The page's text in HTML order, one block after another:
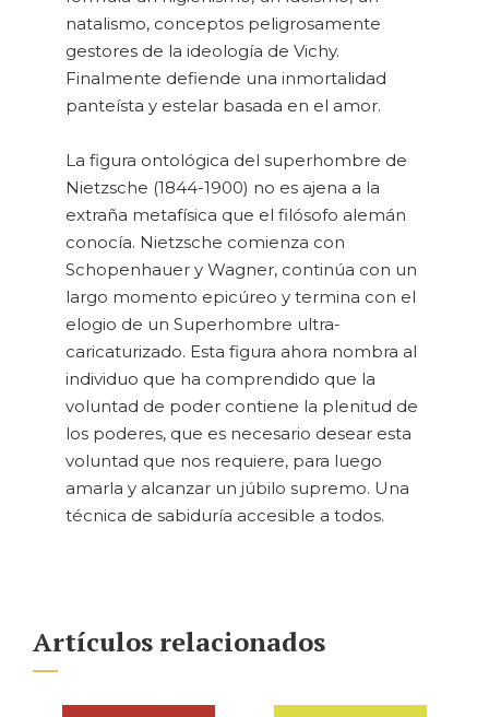
natalismo, conceptos peligrosamente
gestores de la ideología de Vichy.
Finalmente defiende una inmortalidad
panteísta y estelar basada en el amor.
La figura ontológica del superhombre de
Nietzsche (1844-1900) no es ajena a la
extraña metafísica que el filósofo alemán
conocía. Nietzsche comienza con
Schopenhauer y Wagner, continúa con un
largo momento epicúreo y termina con el
elogio de un Superhombre ultra-
caricaturizado. Esta figura ahora nombra al
individuo que ha comprendido que la
voluntad de poder contiene la plenitud de
los poderes, que es necesario desear esta
voluntad que nos requiere, para luego
amarla y alcanzar un júbilo supremo. Una
técnica de sabiduría accesible a todos.
Artículos relacionados